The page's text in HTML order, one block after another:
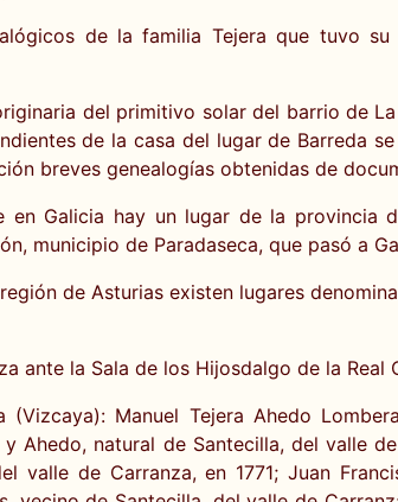
de la familia Tejera que tuvo
del primitivo solar del barrio de
de la casa del lugar de Barreda
breves genealogías obtenidas de
Galicia hay un lugar de la provincia
municipio de Paradaseca, que pasó a
de Asturias existen lugares
ante la Sala de los Hijosdalgo de la Real
Manuel Tejera Ahedo
Ahedo, natural de Santecilla, del valle
valle de Carranza, en 1771; Juan